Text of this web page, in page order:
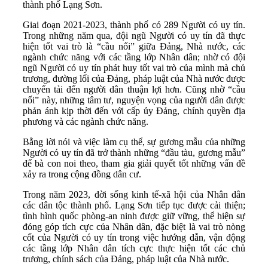
thành phố Lạng Sơn.
Giai đoạn 2021-2023, thành phố có 289 Người có uy tín.
Trong những năm qua, đội ngũ Người có uy tín đã thực
hiện tốt vai trò là “cầu nối” giữa Đảng, Nhà nước, các
ngành chức năng với các tầng lớp Nhân dân; nhờ có đội
ngũ Người có uy tín phát huy tốt vai trò của mình mà chủ
trương, đường lối của Đảng, pháp luật của Nhà nước được
chuyển tải đến người dân thuận lợi hơn. Cũng nhờ “cầu
nối” này, những tâm tư, nguyện vọng của người dân được
phản ánh kịp thời đến với cấp ủy Đảng, chính quyền địa
phương và các ngành chức năng.
Bằng lời nói và việc làm cụ thể, sự gương mẫu của những
Người có uy tín đã trở thành những “đầu tàu, gương mẫu”
để bà con noi theo, tham gia giải quyết tốt những vấn đề
xảy ra trong cộng đồng dân cư.
Trong năm 2023, đời sống kinh tế-xã hội của Nhân dân
các dân tộc thành phố. Lạng Sơn tiếp tục được cải thiện;
tình hình quốc phòng-an ninh được giữ vững, thể hiện sự
đóng góp tích cực của Nhân dân, đặc biệt là vai trò nòng
cốt của Người có uy tín trong việc hướng dẫn, vận động
các tầng lớp Nhân dân tích cực thực hiện tốt các chủ
trương, chính sách của Đảng, pháp luật của Nhà nước.